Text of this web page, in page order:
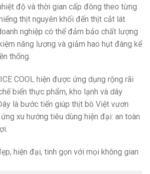
độ và thời gian cấp đông theo từng
thịt nguyên khối đến thịt cắt lát
nghiệp có thể đảm bảo chất lượng
năng lượng và giảm hao hụt đáng kể
thống.
COOL hiện được ứng dụng rộng rãi
biến thực phẩm, kho lạnh và dây
là bước tiến giúp thịt bò Việt vươn
xu hướng tiêu dùng hiện đại: an toàn